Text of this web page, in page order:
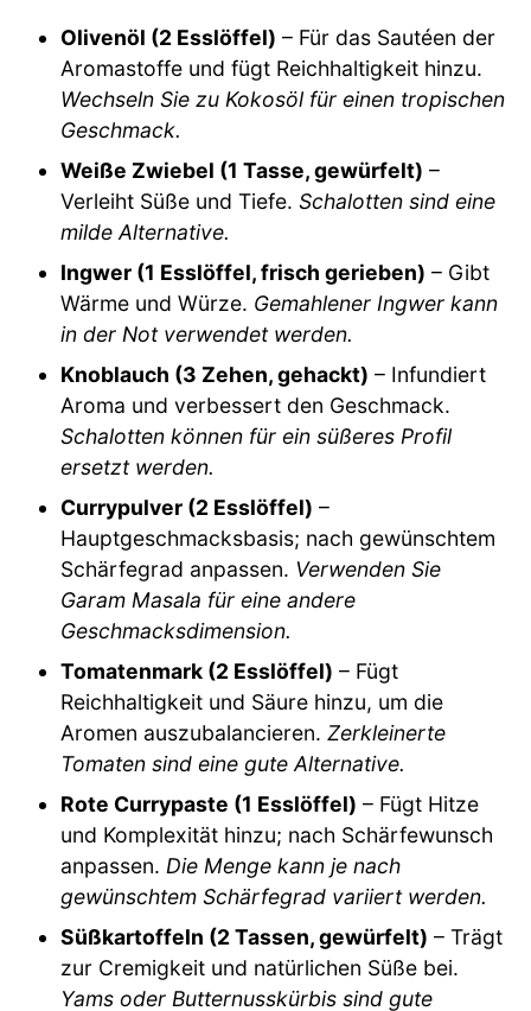
Olivenöl (2 Esslöffel) – Für das Sautéen der
Aromastoffe und fügt Reichhaltigkeit hinzu.
Wechseln Sie zu Kokosöl für einen tropischen
Geschmack.
Weiße Zwiebel (1 Tasse, gewürfelt) –
Verleiht Süße und Tiefe.Schalotten sind eine
milde Alternative.
Ingwer (1 Esslöffel, frisch gerieben) – Gibt
Wärme und Würze. Gemahlener Ingwer kann
in der Not verwendet werden.
Knoblauch (3 Zehen, gehackt) – Infundiert
Aroma und verbessert den Geschmack.
Schalotten können für ein süßeres Profil
ersetzt werden.
Currypulver (2 Esslöffel) –
Hauptgeschmacksbasis; nach gewünschtem
Schärfegrad anpassen. Verwenden Sie
Garam Masala für eine andere
Geschmacksdimension.
Tomatenmark (2 Esslöffel) – Fügt
Reichhaltigkeit und Säure hinzu, um die
Aromen auszubalancieren.Zerkleinerte
Tomaten sind eine gute Alternative.
Rote Currypaste (1 Esslöffel) – Fügt Hitze
und Komplexität hinzu; nach Schärfewunsch
anpassen. Die Menge kann je nach
gewünschtem Schärfegrad variiert werden.
Süßkartoffeln (2 Tassen, gewürfelt) – Trägt
zur Cremigkeit und natürlichen Süße bei.
Yams oder Butternusskürbis sind gute